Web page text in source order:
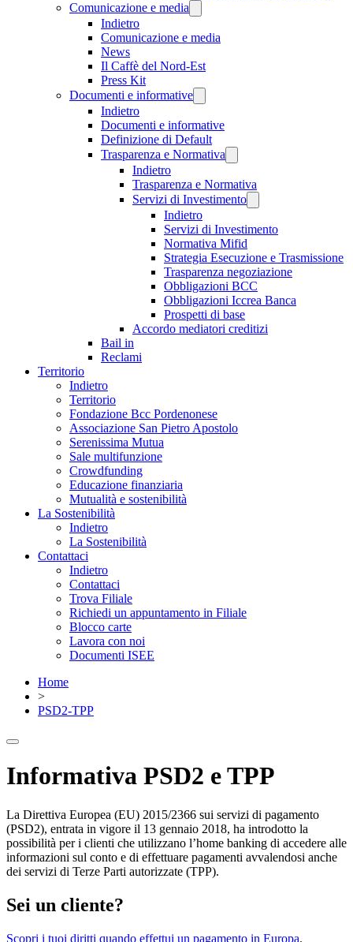
Comunicazione e media
Indietro
Comunicazione e media
News
Il Caffè del Nord-Est
Press Kit
Documenti e informative
Indietro
Documenti e informative
Definizione di Default
Trasparenza e Normativa
Indietro
Trasparenza e Normativa
Servizi di Investimento
Indietro
Servizi di Investimento
Normativa Mifid
Strategia Esecuzione e Trasmissione
Trasparenza negoziazione
Obbligazioni BCC
Obbligazioni Iccrea Banca
Prospetti di base
Accordo mediatori creditizi
Bail in
Reclami
Territorio
Indietro
Territorio
Fondazione Bcc Pordenonese
Associazione San Pietro Apostolo
Serenissima Mutua
Sale multifunzione
Crowdfunding
Educazione finanziaria
Mutualità e sostenibilità
La Sostenibilità
Indietro
La Sostenibilità
Contattaci
Indietro
Contattaci
Trova Filiale
Richiedi un appuntamento in Filiale
Blocco carte
Lavora con noi
Documenti ISEE
Home
>
PSD2-TPP
Informativa PSD2 e TPP
La Direttiva Europea (EU) 2015/2366 sui servizi di pagamento
(PSD2), entrata in vigore il 13 gennaio 2018, ha introdotto la
possibilità per i clienti che utilizzano l’home banking di accedere alle
informazioni sul conto e di effettuare pagamenti avvalendosi anche
dei servizi di Terze Parti autorizzate (TPP).
Sei un cliente?
Scopri i tuoi diritti quando effettui un pagamento in Europa.